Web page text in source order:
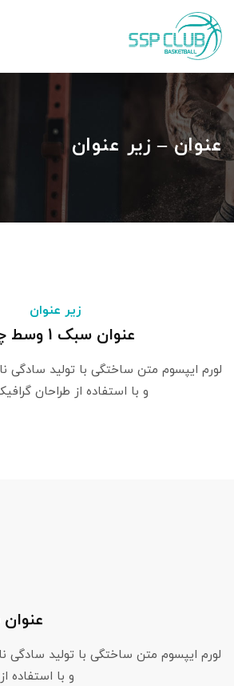
عنوان – زیر عنوان
زیر عنوان
عنوان سبک 1 وسط چین
لورم ایپسوم متن ساختگی با تولید
و با استفاده از طراحان
عنوان
لورم ایپسوم متن ساختگی با تولید
و با استفاده